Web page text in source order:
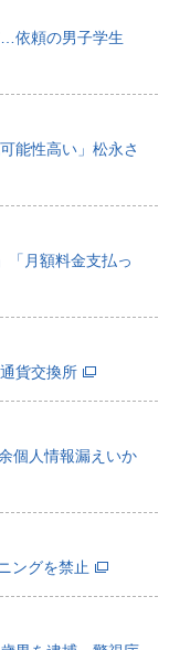
依頼の男子学生
能性高い」松永さ
月額料金支払っ
貨交換所
個人情報漏えいか
ングを禁止